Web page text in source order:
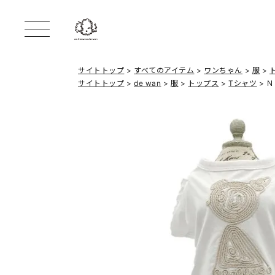
サイトトップ すべてのアイテム ワンちゃん 服
サイトトップ
de wan 服 トップス Tシャツ